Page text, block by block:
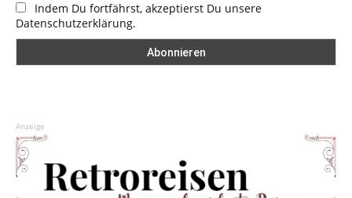
Indem Du fortfährst, akzeptierst Du unsere
Datenschutzerklärung.
Anzeige